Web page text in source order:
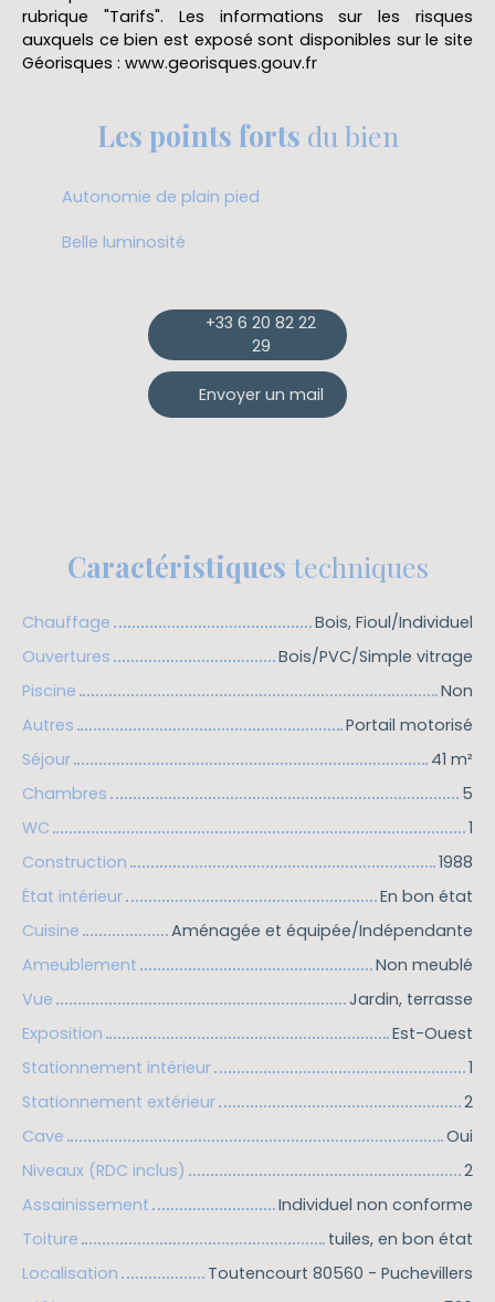
rubrique "Tarifs". Les informations sur les risques
auxquels ce bien est exposé sont disponibles sur le site
Géorisques : www.georisques.gouv.fr
Les points forts du bien
Autonomie de plain pied
Belle luminosité
+33 6 20 82 22
29
Envoyer un mail
Caractéristiques techniques
Chauffage
Bois, Fioul/Individuel
Ouvertures
Bois/PVC/Simple vitrage
Piscine
Non
Autres
Portail motorisé
Séjour
41 m²
Chambres
5
WC
1
Construction
1988
État intérieur
En bon état
Cuisine
Aménagée et équipée/Indépendante
Ameublement
Non meublé
Vue
Jardin, terrasse
Exposition
Est-Ouest
Stationnement intérieur
1
Stationnement extérieur
2
Cave
Oui
Niveaux (RDC inclus)
2
Assainissement
Individuel non conforme
Toiture
tuiles, en bon état
Localisation
Toutencourt 80560 - Puchevillers